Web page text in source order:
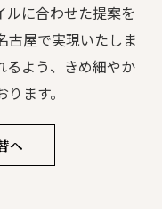
ルに合わせた提案を
古屋で実現いたしま
るよう、きめ細やか
ます。
へ